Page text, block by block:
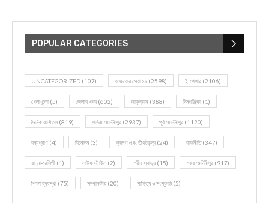
POPULAR CATEGORIES
UNCATEGORIZED (107) আজকের সেরা ১০ (2598) ই-পেপার (2106)
খেলাধূলো (5) জেলার খবর (602) ঝাড়গ্রাম (388) দিনপঞ্জিকা (1)
দৈনিক রাশিফল (819) পশ্চিম মেদিনীপুর (2937) পূর্ব মেদিনীপুর (1120)
বন্যপ্রাণ (4) বিনোদন(3) ভ্রমণ এবং তীর্থকেন্দ্র (24) রাজনীতি(347)
রান্না-রেসিপী (1) লাইফ স্টাইল (2) শরীর স্বাস্থ্য (15) শহর মেদিনীপুর (917)
শিক্ষা ব্যবস্থা (75) সম্পাদকীয় (20) সাহিত্য ও সংস্কৃতি(5)